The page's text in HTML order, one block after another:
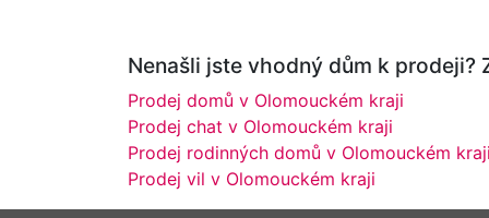
Nenašli jste vhodný dům k prodeji?
Prodej domů v Olomouckém kraji
Prodej chat v Olomouckém kraji
Prodej rodinných domů v Olomouckém
Prodej vil v Olomouckém kraji